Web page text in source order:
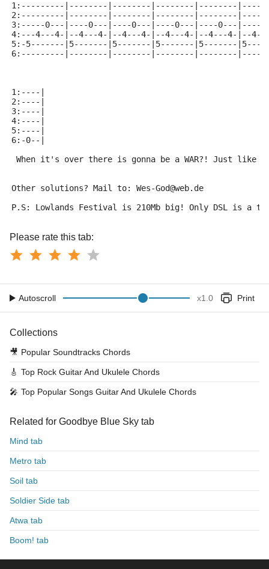
1:---------|--------|--------|--------|--------
2:---------|--------|--------|--------|--------
3:-----0---|----0---|----0---|----0---|----0---|----
4:---4---4-|--4---4-|--4---4-|--4---4-|--4---4-|--
5:-5-------|5-------|5-------|5-------|5-------
6:---------|--------|--------|--------|--------
1:----|
2:----|
3:----|
4:----|
5:----|
6:-0--|
When it's over there is gonna be a WAR?! Just like
Other solutions? Mail to: Wes-God@web.de
P.S: Lowlands Festival is 210Mb big! Only DSL is a
Please rate this tab:
Autoscroll x1.0 Print
Collections
🎥 Popular Soundtracks Chords
🎸 Top Rock Guitar And Ukulele Chords
🎤 Top Popular Songs Guitar And Ukulele Chords
Related for Goodbye Blue Sky tab
Mind tab
Metro tab
Soil tab
Soldier Side tab
Atwa tab
Boom! tab